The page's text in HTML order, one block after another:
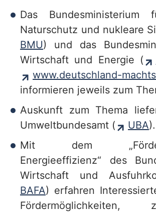
Das Bundesministerium
Naturschutz und nukleare
BMU) und das
Wirtschaft und Energie (
www.deutschland-
informieren jeweils zum
Auskunft zum Thema
Umweltbundesamt (
UBA).
Mit dem
Energieeffizienz“ des
Wirtschaft und
BAFA) erfahren